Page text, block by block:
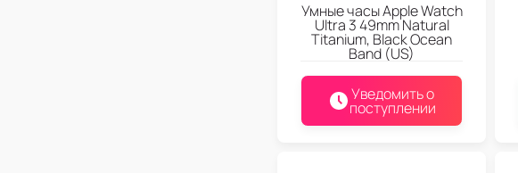
Умные часы Apple Watch
Ultra 3 49mm Natural
Titanium, Black Ocean
Band (US)
Уведомить о
поступлении